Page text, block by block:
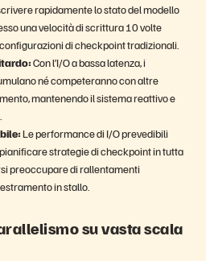
rapidamente lo stato del modello
una velocità di scrittura 10 volte
di checkpoint tradizionali.
Con l’I/O a bassa latenza, i
né competeranno con altre
mantenendo il sistema reattivo e
Le performance di I/O prevedibili
strategie di checkpoint in tutta
preoccupare di rallentamenti
in stallo.
su vasta scala